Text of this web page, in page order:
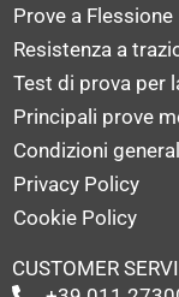
Prove a Flessione
Resistenza a
Test di prova per
Principali prove
Condizioni
Privacy Policy
Cookie Policy
CUSTOMER